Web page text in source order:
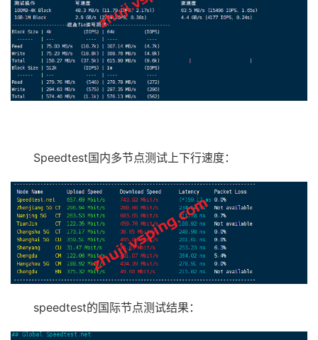
Speedtest国内多节点测试上下行速度：
speedtest的国际节点测试结果：